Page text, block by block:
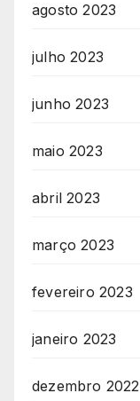
agosto 2023
julho 2023
junho 2023
maio 2023
abril 2023
março 2023
fevereiro 2023
janeiro 2023
dezembro 2022